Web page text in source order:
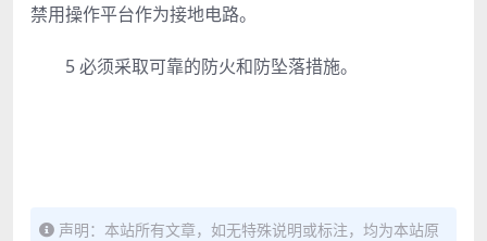
禁用操作平台作为接地电路。
5 必须采取可靠的防火和防坠落措施。
声明：本站所有文章，如无特殊说明或标注，均为本站原